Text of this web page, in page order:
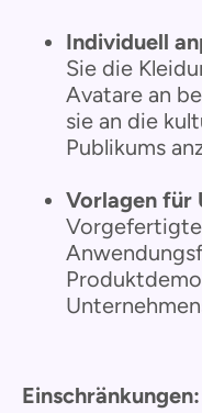
Individuell
Sie die
Avatare an
sie an die
Publikums
Vorlagen für
Einschränkungen: